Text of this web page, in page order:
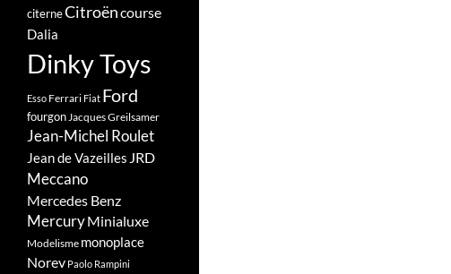
citerneCitroëncourse
Dalia
Dinky Toys
Esso Ferrari Fiat Ford
fourgonJacques Greilsamer
Jean-Michel Roulet
Jean de Vazeilles JRD
Meccano
Mercedes Benz
MercuryMinialuxe
Modelisme monoplace
Norev Paolo Rampini